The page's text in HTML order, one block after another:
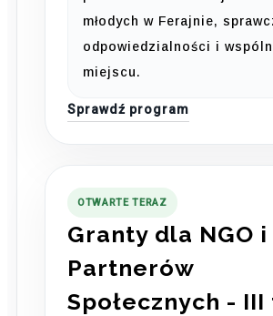
młodych w Ferajnie,
odpowiedzialności i
miejscu.
Sprawdź program
OTWARTE TERAZ
Granty dla NGO i
Partnerów
Społecznych -